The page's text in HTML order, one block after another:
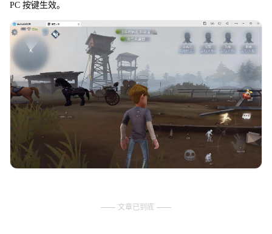
PC 按键生效。
文章已到底